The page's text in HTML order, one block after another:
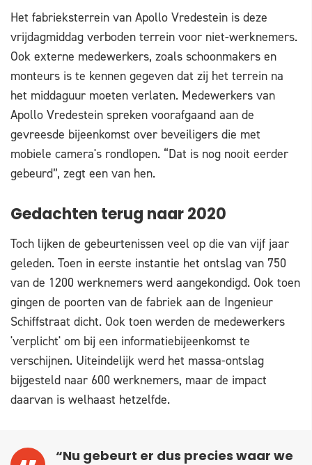
Het fabrieksterrein van Apollo Vredestein is deze
vrijdagmiddag verboden terrein voor niet-werknemers.
Ook externe medewerkers, zoals schoonmakers en
monteurs is te kennen gegeven dat zij het terrein na
het middaguur moeten verlaten. Medewerkers van
Apollo Vredestein spreken voorafgaand aan de
gevreesde bijeenkomst over beveiligers die met
mobiele camera's rondlopen. “Dat is nog nooit eerder
gebeurd”, zegt een van hen.
Gedachten terug naar 2020
Toch lijken de gebeurtenissen veel op die van vijf jaar
geleden. Toen in eerste instantie het ontslag van 750
van de 1200 werknemers werd aangekondigd. Ook toen
gingen de poorten van de fabriek aan de Ingenieur
Schiffstraat dicht. Ook toen werden de medewerkers
'verplicht' om bij een informatiebijeenkomst te
verschijnen. Uiteindelijk werd het massa-ontslag
bijgesteld naar 600 werknemers, maar de impact
daarvan is welhaast hetzelfde.
“Nu gebeurt er dus precies waar we